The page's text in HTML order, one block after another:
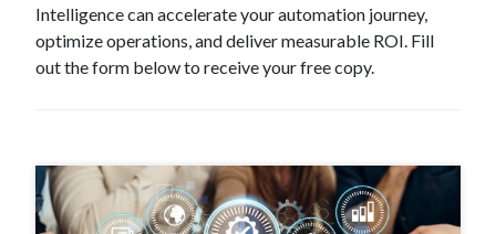
Intelligence can accelerate your automation journey,
optimize operations, and deliver measurable ROI. Fill
out the form below to receive your free copy.